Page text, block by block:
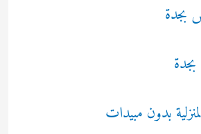
بجدة
بجدة
بدون مبيدات